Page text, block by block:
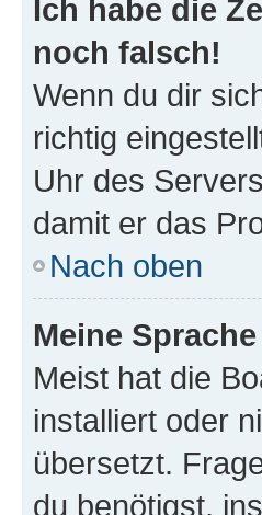
Ich habe die
noch falsch!
Wenn du dir
richtig
Uhr des
damit er das
Nach oben
Meine
Meist hat die
installiert oder
übersetzt.
du benötigst,